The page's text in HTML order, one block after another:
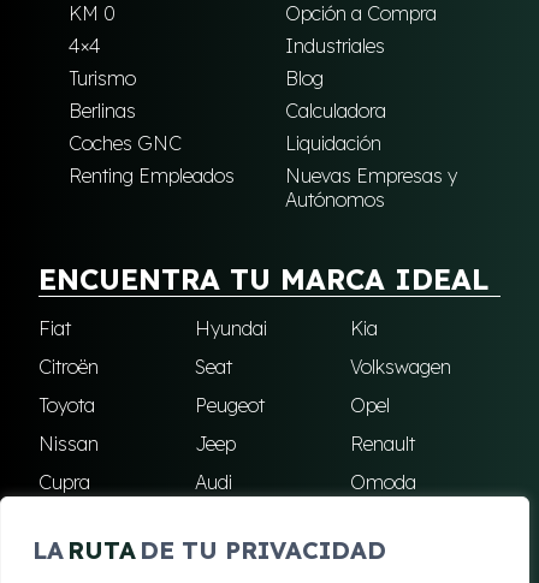
LA RUTA DE TU PRIVACIDAD
KM 0
Opción a Compra
4×4
Industriales
Turismo
Blog
Berlinas
Calculadora
Coches GNC
Liquidación
Renting Empleados
Nuevas Empresas y
Autónomos
ENCUENTRA TU MARCA IDEAL
Fiat Hyundai
Kia
Citroën
Seat
Volkswagen
Toyota
Peugeot
Opel
Nissan
Jeep
Renault
Cupra
Audi
Omoda
Skoda
Ford Todas las marcas